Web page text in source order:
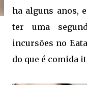
ha alguns anos,
ter uma
incursões no
do que é comida